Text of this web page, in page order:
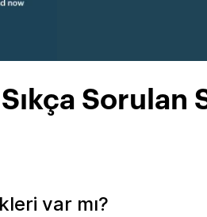
Sorulan
var mı?